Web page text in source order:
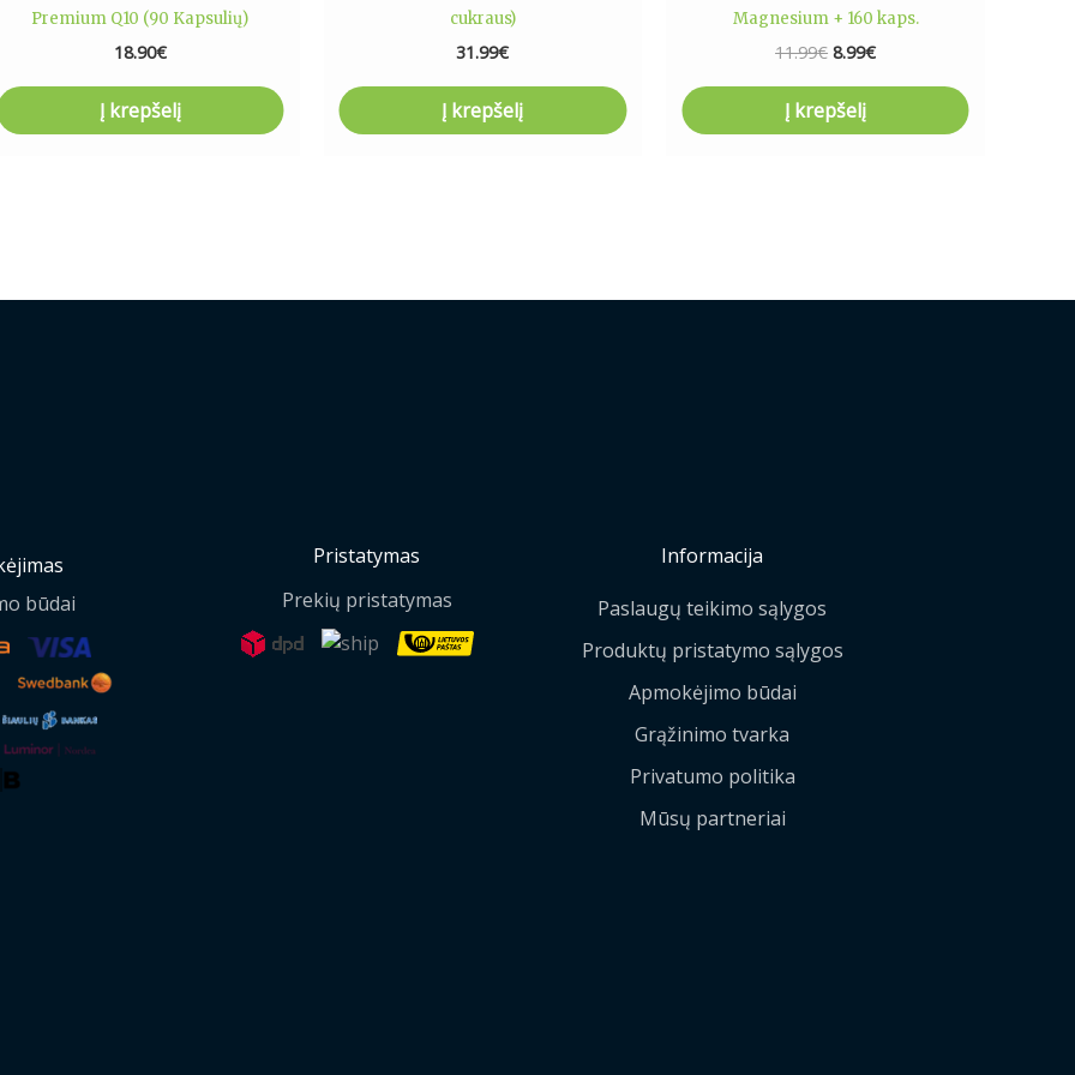
Premium Q10 (90 Kapsulių)
18.90€
Į krepšelį
cukraus)
31.99€
Į krepšelį
Magnesium + 160 kaps.
11.99€ 8.99€
Į krepšelį
būdai
Pristatymas
Prekių pristatymas
Informacija
Paslaugų teikimo sąlygos
Produktų pristatymo sąlygos
Apmokėjimo būdai
Grąžinimo tvarka
Privatumo politika
Mūsų partneriai